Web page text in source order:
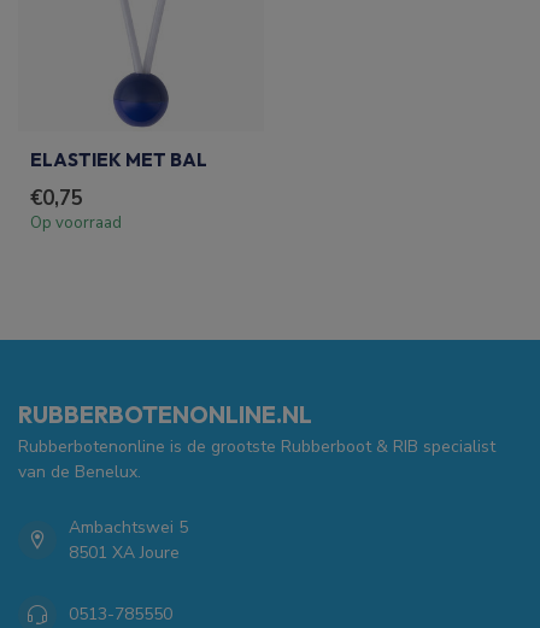
ELASTIEK MET BAL
€0,75
Op voorraad
RUBBERBOTENONLINE.NL
Rubberbotenonline is de grootste Rubberboot & RIB specialist
van de Benelux.
Ambachtswei 5
8501 XA Joure
0513-785550